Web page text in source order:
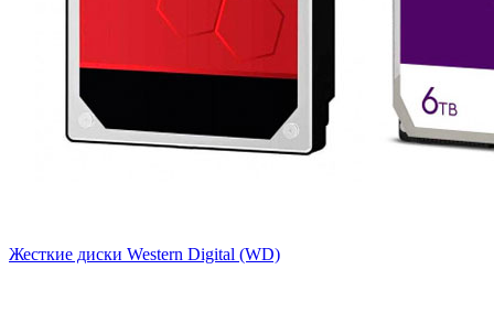
Жесткие диски Western Digital (WD)